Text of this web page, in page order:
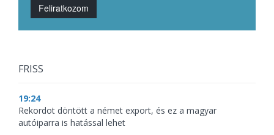
Feliratkozom
FRISS
19:24
Rekordot döntött a német export, és ez a magyar
autóiparra is hatással lehet